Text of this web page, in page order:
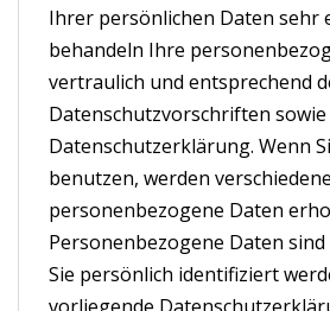
Ihrer persönlichen Daten sehr
behandeln Ihre
vertraulich und entsprechend
Datenschutzvorschriften
Datenschutzerklärung. Wenn
benutzen, werden verschiedene
personenbezogene Daten
Personenbezogene Daten
Sie persönlich identifiziert